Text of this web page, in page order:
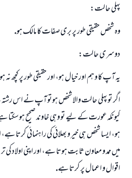
پہلى حالت:
وہ شخص حقيقى طور پر برى صفات كا مالك ہو.
دوسرى حالت:
يہ آپ كا وہم اور خيال ہو، اور حقيقى طور پر كچھ نہ
اگر تو پہلى حالت والا شخص ہوتو آپ نے اس
كيونكہ عورت كے ليے تو وہى خاوند صحيح ہو سكتا
ہو، ايسا شخص ہى خير و بھلائى كى راہنمائى كرتا
ميں ممد و معاون ثابت ہوتا ہے، اور اپنى اولاد كى
اقوال و اعمال پر كرتا ہے.